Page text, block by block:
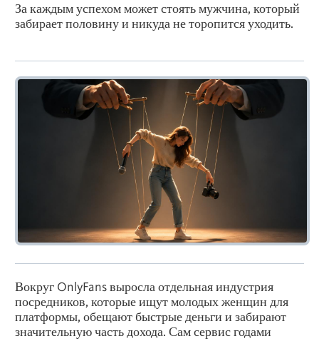
За каждым успехом может стоять мужчина, который
забирает половину и никуда не торопится уходить.
Вокруг OnlyFans выросла отдельная индустрия
посредников, которые ищут молодых женщин для
платформы, обещают быстрые деньги и забирают
значительную часть дохода. Сам сервис годами